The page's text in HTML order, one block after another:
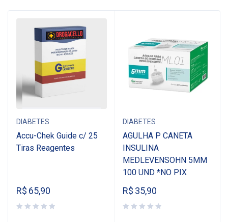
DIABETES
Accu-Chek Guide c/ 25
Tiras Reagentes
R$ 65,90
DIABETES
AGULHA P CANETA
INSULINA
MEDLEVENSOHN 5MM
100 UND *NO PIX
R$ 35,90